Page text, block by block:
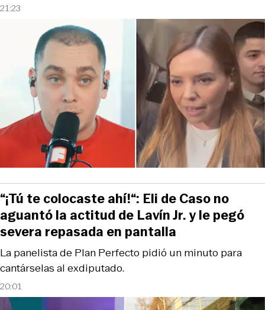
21:23
20:01
La panelista de Plan Perfecto pidió un minuto para
cantárselas al exdiputado.
“¡Tú te colocaste ahí!“: Eli de Caso no
aguantó la actitud de Lavín Jr. y le pegó
severa repasada en pantalla